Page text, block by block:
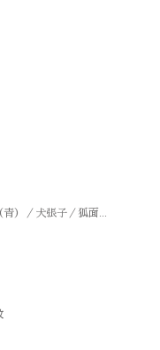
）／犬張子／狐面...